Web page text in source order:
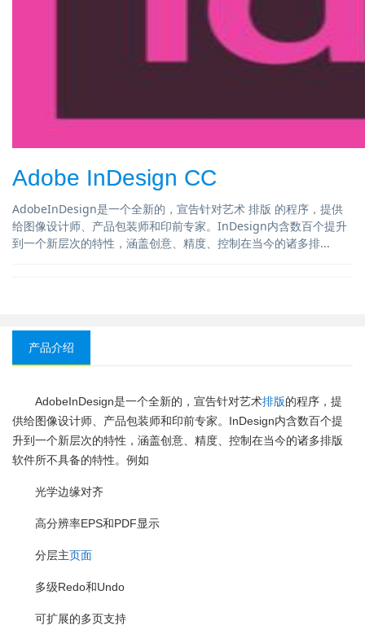
Adobe InDesign CC
AdobeInDesign是一个全新的，宣告针对艺术 排版 的程序，提供
给图像设计师、产品包装师和印前专家。InDesign内含数百个提升
到一个新层次的特性，涵盖创意、精度、控制在当今的诸多排...
产品介绍
AdobeInDesign是一个全新的，宣告针对艺术排版的程序，提
供给图像设计师、产品包装师和印前专家。InDesign内含数百个提
升到一个新层次的特性，涵盖创意、精度、控制在当今的诸多排版
软件所不具备的特性。例如
光学边缘对齐
高分辨率EPS和PDF显示
分层主页面
多级Redo和Undo
可扩展的多页支持